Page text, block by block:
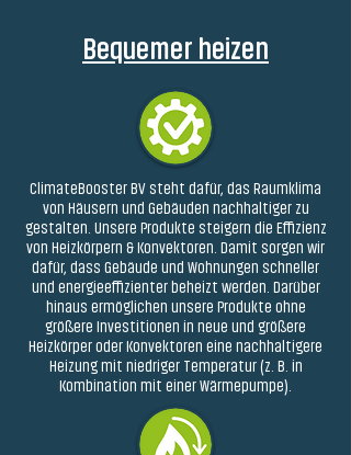
Bequemer heizen
ClimateBooster BV steht dafür, das Raumklima
von Häusern und Gebäuden nachhaltiger zu
gestalten. Unsere Produkte steigern die Effizienz
von Heizkörpern & Konvektoren. Damit sorgen wir
dafür, dass Gebäude und Wohnungen schneller
und energieeffizienter beheizt werden. Darüber
hinaus ermöglichen unsere Produkte ohne
größere Investitionen in neue und größere
Heizkörper oder Konvektoren eine nachhaltigere
Heizung mit niedriger Temperatur (z. B. in
Kombination mit einer Wärmepumpe).